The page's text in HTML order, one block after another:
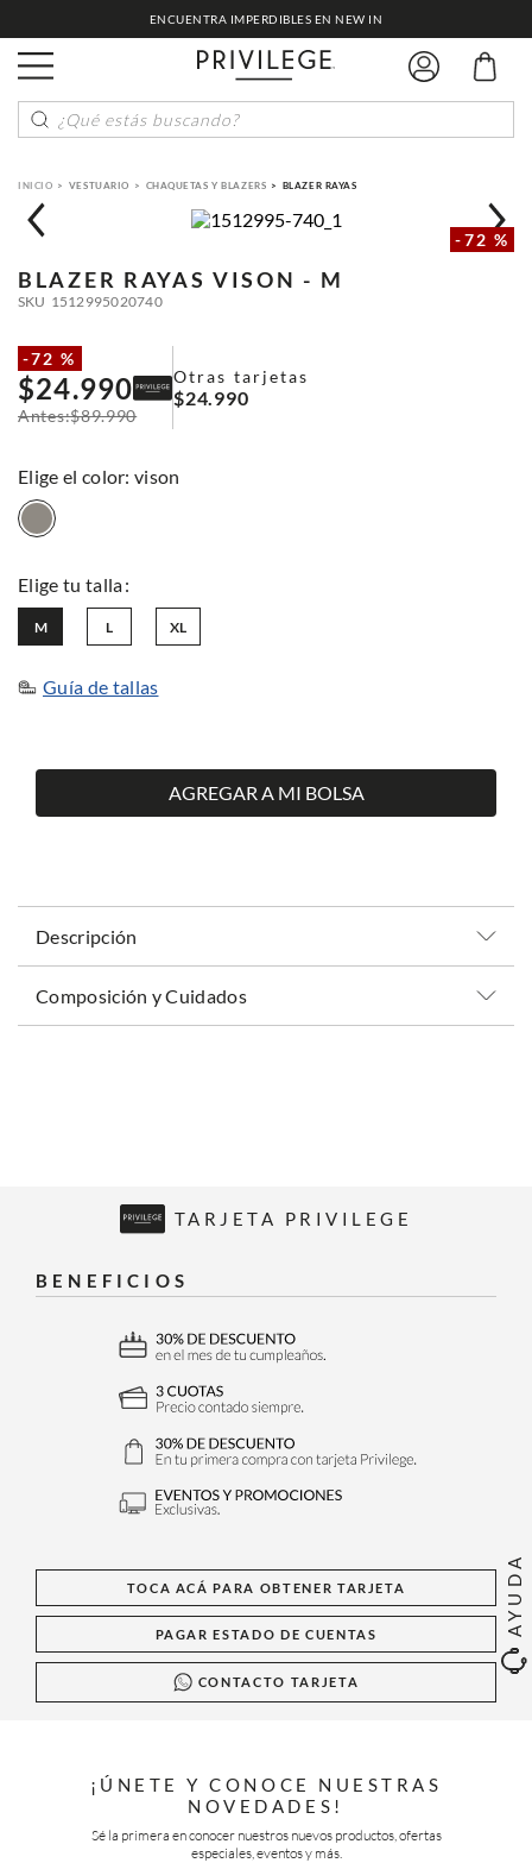
AYUDA
ENCUENTRA IMPERDIBLES EN NEW IN
¿Qué estás buscando?
VESTUARIO CHAQUETAS Y BLAZERS BLAZER RAYAS
-72 %
BLAZER RAYAS VISON - M
SKU 1512995020740
-72 %
$24.990
$89.990
Otras tarjetas
$24.990
: vison
L
M XL
Guía de tallas
AGREGAR A MI BOLSA
Descripción
Composición y Cuidados
TARJETA PRIVILEGE
BENEFICIOS
TOCA ACÁ PARA OBTENER TARJETA
PAGAR ESTADO DE CUENTAS
CONTACTO TARJETA
¡ÚNETE Y CONOCE NUESTRAS
NOVEDADES!
Sé la primera en conocer nuestros nuevos productos, ofertas
especiales, eventos y más.